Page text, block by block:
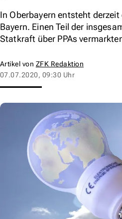
In Oberbayern entsteht
Bayern. Einen Teil der
Statkraft über PPAs
Artikel von ZFK Redaktion
07.07.2020, 09:30 Uhr